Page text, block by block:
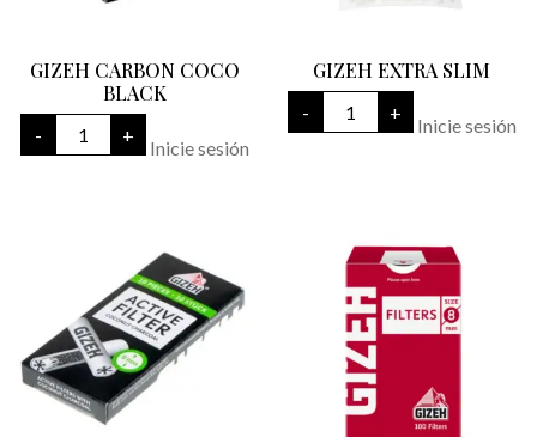
GIZEH CARBON COCO
BLACK
-
GIZEH
CARBON
COCO
+
Inicie sesión
GIZEH EXTRA SLIM
-
GIZEH
EXTRA
SLIM
+
Inicie sesión